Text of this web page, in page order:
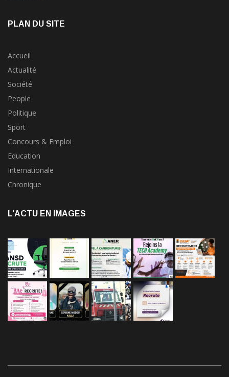
PLAN DU SITE
Accueil
Actualité
Société
People
Politique
Sport
Concours & Emploi
Education
Internationale
Chronique
L’ACTU EN IMAGES